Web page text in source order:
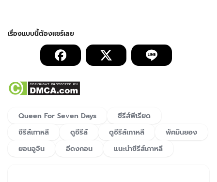
Queen For Seven Days
ซีรีส์พีเรียด
ซีรีส์เกาหลี
ดูซีรีส์ ดูซีรีส์เกาหลี
พัคมินยอง
ยอนอูจิน
อีดงกอน แนะนำซีรีส์เกาหลี